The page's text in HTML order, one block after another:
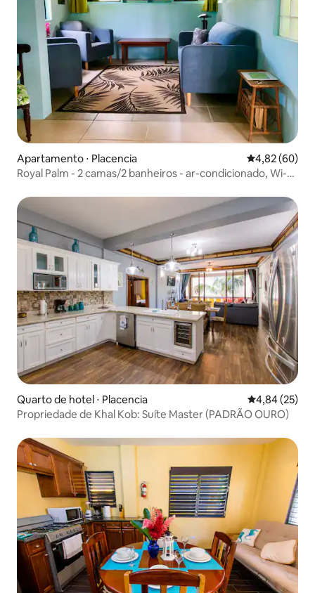
Apartamento ⋅ Placencia 4,82 de uma
4,82 (60)
Royal Palm - 2 camas/2 banheiros - ar-condicionado, Wi-Fi
Quarto de hotel ⋅ Placencia 4,84 de uma
4,84 (25)
Propriedade de Khal Kob: Suíte Master (PADRÃO OURO)